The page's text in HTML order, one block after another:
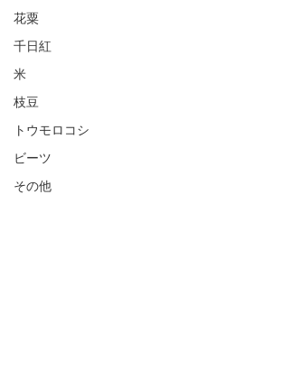
花粟
千日紅
米
枝豆
トウモロコシ
ビーツ
その他